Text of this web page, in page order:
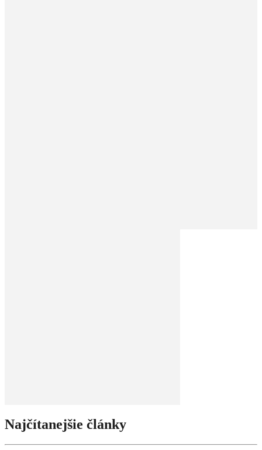
Najčítanejšie články